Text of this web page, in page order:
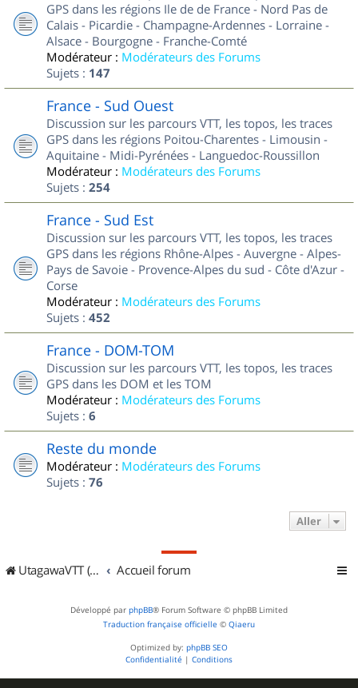
GPS dans les régions Ile de de France - Nord Pas de
Calais - Picardie - Champagne-Ardennes - Lorraine -
Alsace - Bourgogne - Franche-Comté
Modérateur : Modérateurs des Forums
Sujets : 147
France - Sud Ouest
Discussion sur les parcours VTT, les topos, les traces
GPS dans les régions Poitou-Charentes - Limousin -
Aquitaine - Midi-Pyrénées - Languedoc-Roussillon
Modérateur : Modérateurs des Forums
Sujets : 254
France - Sud Est
Discussion sur les parcours VTT, les topos, les traces
GPS dans les régions Rhône-Alpes - Auvergne - Alpes-
Pays de Savoie - Provence-Alpes du sud - Côte d'Azur -
Corse
Modérateur : Modérateurs des Forums
Sujets : 452
France - DOM-TOM
Discussion sur les parcours VTT, les topos, les traces
GPS dans les DOM et les TOM
Modérateur : Modérateurs des Forums
Sujets : 6
Reste du monde
Modérateur : Modérateurs des Forums
Sujets : 76
Aller
UtagawaVTT (Randos VTT et VTTAE avec traces GPS) Accueil forum
Développé par phpBB® Forum Software © phpBB Limited
Traduction française officielle © Qiaeru
Optimized by: phpBB SEO
Confidentialité | Conditions